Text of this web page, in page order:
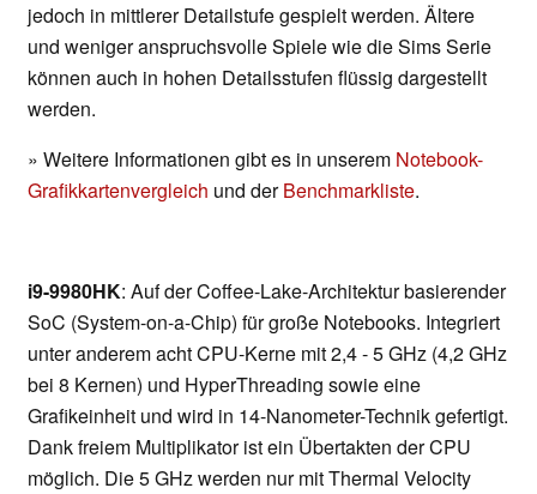
jedoch in mittlerer Detailstufe gespielt werden. Ältere
und weniger anspruchsvolle Spiele wie die Sims Serie
können auch in hohen Detailsstufen flüssig dargestellt
werden.
» Weitere Informationen gibt es in unserem Notebook-
Grafikkartenvergleich und derBenchmarkliste.
i9-9980HK: Auf der Coffee-Lake-Architektur basierender
SoC (System-on-a-Chip) für große Notebooks. Integriert
unter anderem acht CPU-Kerne mit 2,4 - 5 GHz (4,2 GHz
bei 8 Kernen) und HyperThreading sowie eine
Grafikeinheit und wird in 14-Nanometer-Technik gefertigt.
Dank freiem Multiplikator ist ein Übertakten der CPU
möglich. Die 5 GHz werden nur mit Thermal Velocity